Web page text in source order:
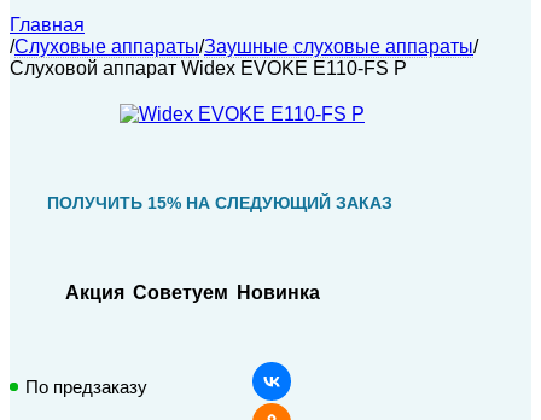
Главная
/Слуховые аппараты/Заушные слуховые аппараты/
Слуховой аппарат Widex EVOKE E110-FS P
ПОЛУЧИТЬ 15% НА СЛЕДУЮЩИЙ ЗАКАЗ
Акция Советуем Новинка
По предзаказу